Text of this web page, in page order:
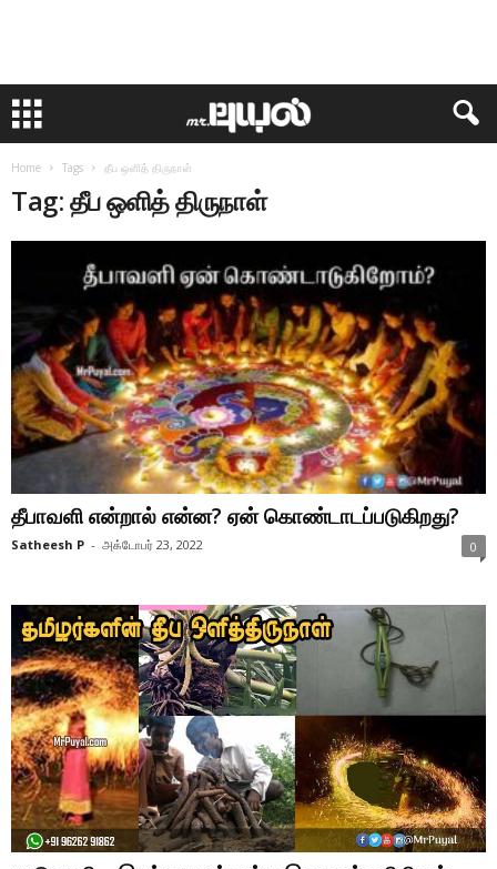
Home Tags தீப ஒளித் திருநாள்
Tag: தீப ஒளித் திருநாள்
தீபாவளி என்றால் என்ன? ஏன் கொண்டாடப்படுகிறது?
Satheesh P - அக்டோபர் 23, 2022 0